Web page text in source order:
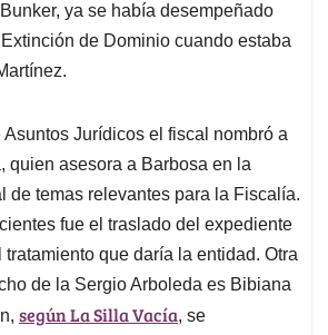
ya se había desempeñado
de Dominio cuando estaba
Jurídicos el fiscal nombró a
quien asesora a Barbosa en la
de temas relevantes para la Fiscalía.
fue el traslado del expediente
que daría la entidad. Otra
de la Sergio Arboleda es Bibiana
según La Silla Vacía, se